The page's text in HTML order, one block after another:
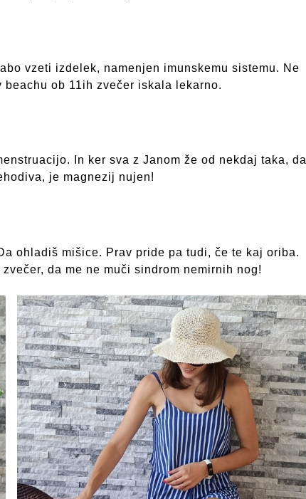
vzeti izdelek, namenjen imunskemu sistemu. Ne
ob 11ih zvečer iskala lekarno.
In ker sva z Janom že od nekdaj taka, da
je magnezij nujen!
ohladiš mišice. Prav pride pa tudi, če te kaj oriba.
da me ne muči sindrom nemirnih nog!